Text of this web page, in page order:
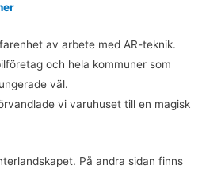
av arbete med AR-teknik.
och hela kommuner som
väl.
vi varuhuset till en magisk
På andra sidan finns